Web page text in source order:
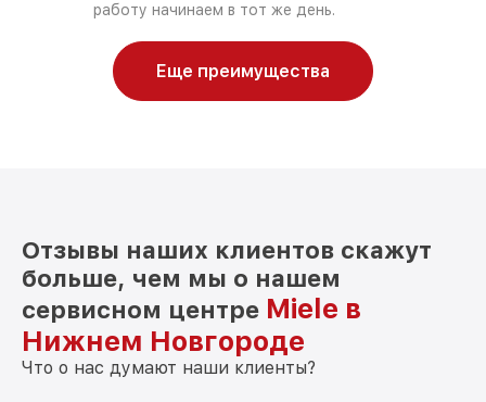
работу начинаем в тот же день.
Еще преимущества
Отзывы наших клиентов скажут
больше, чем мы о нашем
сервисном центре Miele в
Нижнем Новгороде
Что о нас думают наши клиенты?